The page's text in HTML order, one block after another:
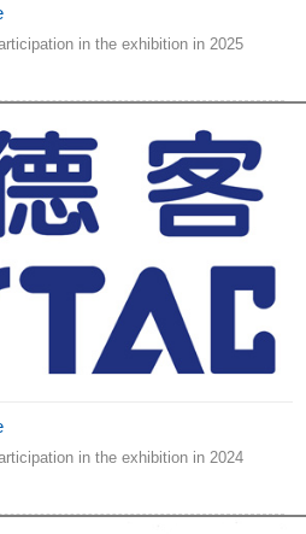
in the exhibition in 2025
in the exhibition in 2024